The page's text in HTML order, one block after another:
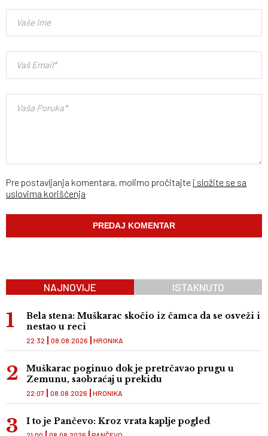
Pre postavljanja komentara, molimo pročitajte i složite se sa
uslovima korišćenja
NAJNOVIJE ISTAKNUTO
Bela stena: Muškarac skočio iz čamca da se osveži i
nestao u reci
HRONIKA
22:32 08.08.2026
Muškarac poginuo dok je pretrčavao prugu u
Zemunu, saobraćaj u prekidu
HRONIKA
22:07 08.08.2026
I to je Pančevo: Kroz vrata kaplje pogled